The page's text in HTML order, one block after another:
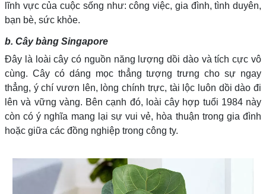
lĩnh vực của cuộc sống như: công việc, gia đình, tình duyên,
bạn bè, sức khỏe.
b. Cây bàng Singapore
Đây là loài cây có nguồn năng lượng dồi dào và tích cực vô
cùng. Cây có dáng mọc thẳng tượng trưng cho sự ngay
thẳng, ý chí vươn lên, lòng chính trực, tài lộc luôn dồi dào đi
lên và vững vàng. Bên cạnh đó, loài cây hợp tuổi 1984 này
còn có ý nghĩa mang lại sự vui vẻ, hòa thuận trong gia đình
hoặc giữa các đồng nghiệp trong công ty.